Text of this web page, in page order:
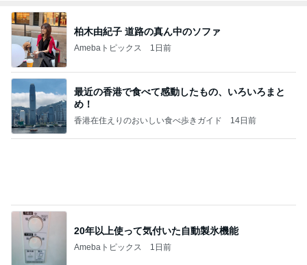
柏木由紀子 道路の真ん中のソファ
Amebaトピックス 1日前
最近の香港で食べて感動したもの、いろいろまと
め！
香港在住えりのおいしい食べ歩きガイド 14日前
20年以上使って気付いた自動製氷機能
Amebaトピックス 1日前